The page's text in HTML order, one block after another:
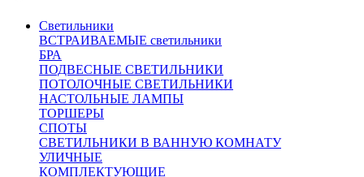
Светильники
ВСТРАИВАЕМЫЕ светильники
БРА
ПОДВЕСНЫЕ СВЕТИЛЬНИКИ
ПОТОЛОЧНЫЕ СВЕТИЛЬНИКИ
НАСТОЛЬНЫЕ ЛАМПЫ
ТОРШЕРЫ
СПОТЫ
СВЕТИЛЬНИКИ В ВАННУЮ КОМНАТУ
УЛИЧНЫЕ
КОМПЛЕКТУЮЩИЕ